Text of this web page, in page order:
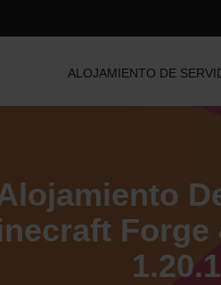
ALOJAMIENTO DE
Forge